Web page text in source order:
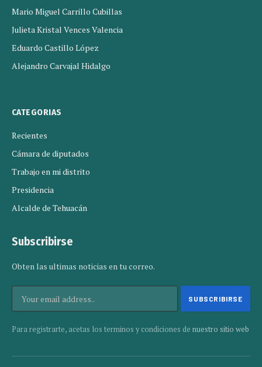
Mario Miguel Carrillo Cubillas
Julieta Kristal Vences Valencia
Eduardo Castillo López
Alejandro Carvajal Hidalgo
CATEGORIAS
Recientes
Cámara de diputados
Trabajo en mi distrito
Presidencia
Alcalde de Tehuacán
Subscribirse
Obten las ultimas noticias en tu correo.
Para registrarte, acetas los terminos y condiciones de nuestro sitio web